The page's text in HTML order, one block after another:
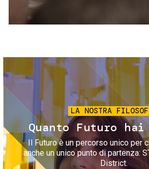
Immagine
LA NOSTRA
Quanto Futuro
Il Futuro è un percorso unico per
anche un unico punto di partenza:
District.